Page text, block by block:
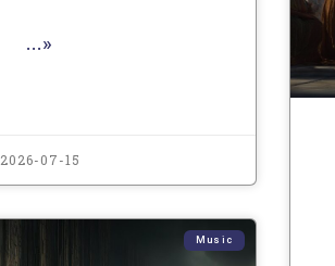
...»
2026-07-15
Music